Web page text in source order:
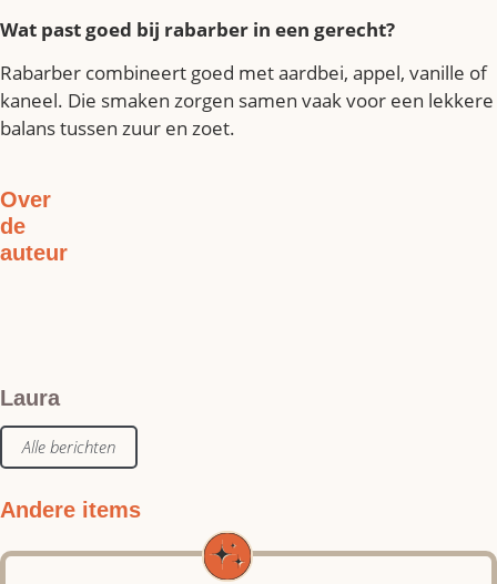
Wat past goed bij rabarber in een gerecht?
Rabarber combineert goed met aardbei, appel, vanille of
kaneel. Die smaken zorgen samen vaak voor een lekkere
balans tussen zuur en zoet.
Over
de
auteur
Laura
Alle berichten
Andere items